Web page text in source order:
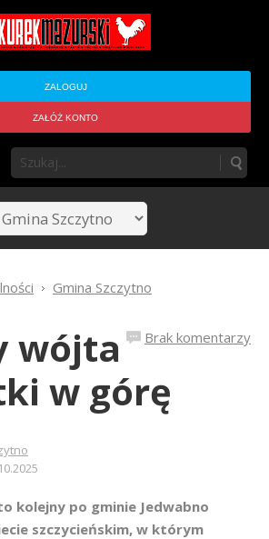
ZALOGUJ
ZAŁÓŻ KONTO
Gmina Szczytno
Brak komentarzy
wójta
w górę
kolejny po gminie Jedwabno
szczycieńskim, w którym